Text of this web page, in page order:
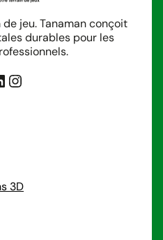
jeu. Tanaman conçoit
durables pour les
Instagram
3D